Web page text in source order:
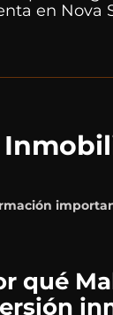
en Nova
qué